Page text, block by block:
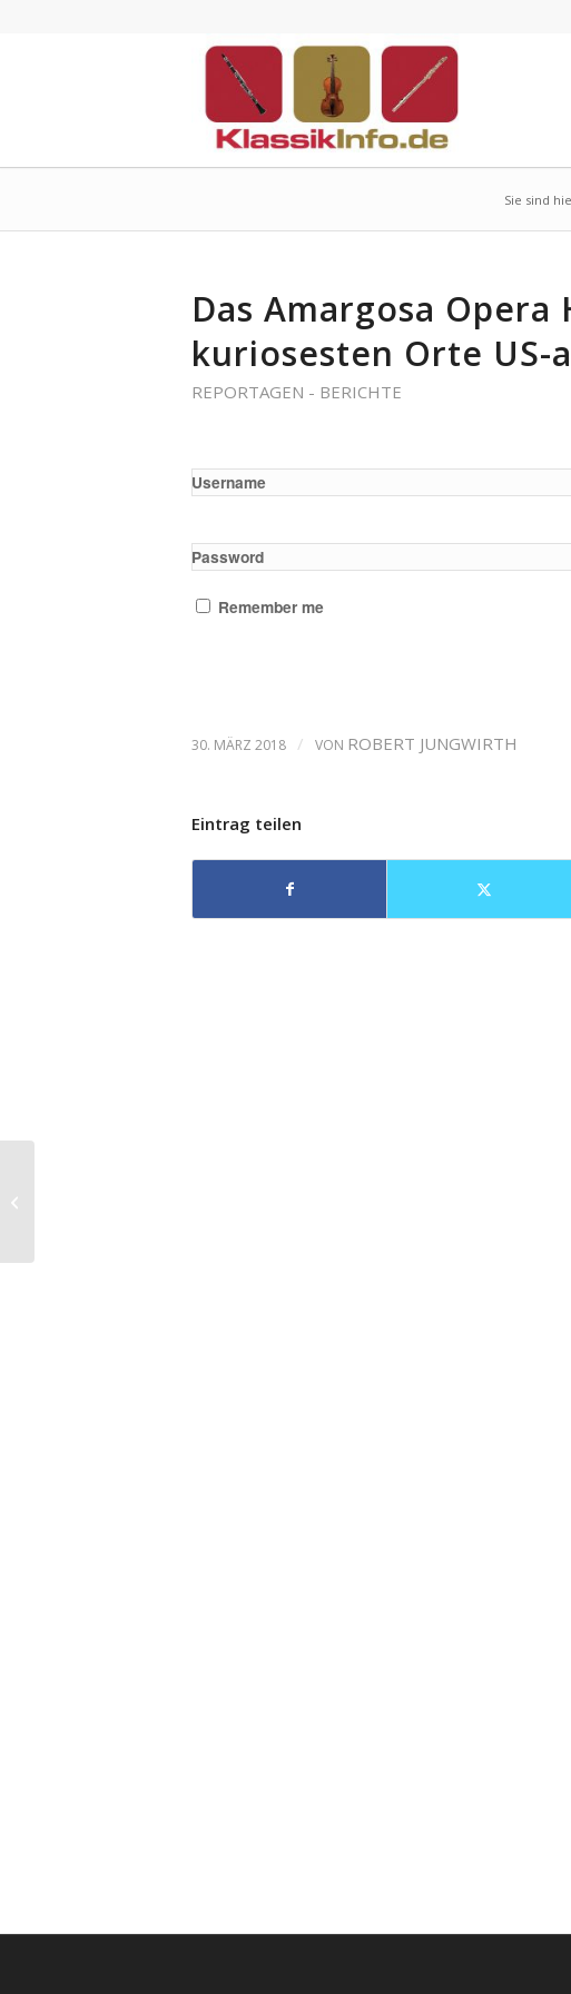
Sie sind
Das Amargosa
kuriosesten Orte
REPORTAGEN - BERICHTE
Username
Password
Remember me
30. MÄRZ 2018 / VON ROBERT JUNGWIRTH
Eintrag teilen